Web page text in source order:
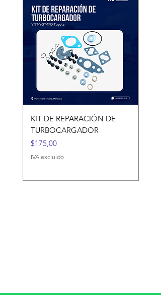
KIT DE REPARACIÓN DE
TURBOCARGADOR
Precio
$175,00
IVA excluido